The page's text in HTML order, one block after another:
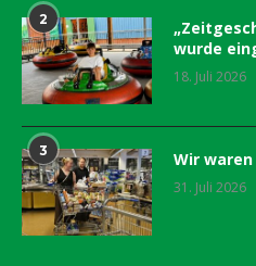
2
wurde
18. Juli 2026
3 Wir
31. Juli 2026